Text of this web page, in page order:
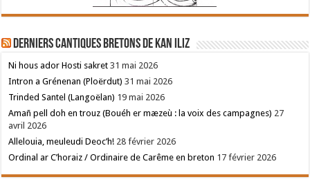
Derniers cantiques bretons de Kan Iliz
Ni hous ador Hosti sakret 31 mai 2026
Intron a Grénenan (Ploërdut) 31 mai 2026
Trinded Santel (Langoëlan) 19 mai 2026
Amañ pell doh en trouz (Bouéh er mæzeù : la voix des campagnes) 27
avril 2026
Allelouia, meuleudi Deoc’h! 28 février 2026
Ordinal ar C’horaiz / Ordinaire de Carême en breton 17 février 2026